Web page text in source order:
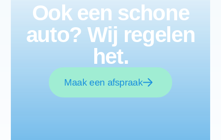
Ook een schone
auto? Wij regelen
het.
Maak een afspraak